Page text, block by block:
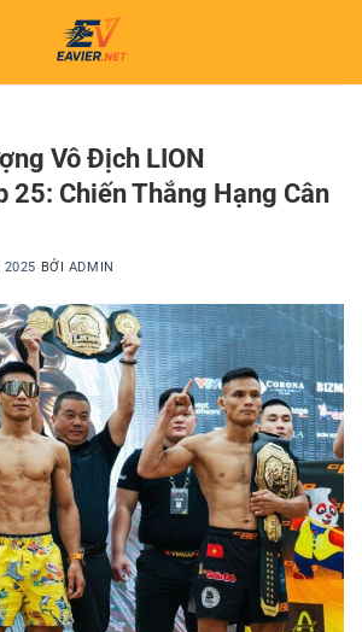
Vô Địch LION
25: Chiến Thắng Hạng Cân
2025 BỞI ADMIN